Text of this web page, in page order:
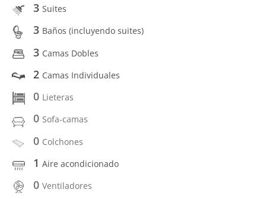
3 Suites
3 Baños (incluyendo suites)
3 Camas Dobles
2 Camas Individuales
0 Lieteras
0 Sofa-camas
0 Colchones
1 Aire acondicionado
0 Ventiladores